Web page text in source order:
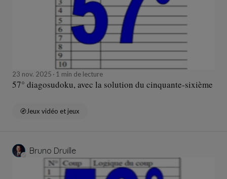
23 nov. 2025 1 min de lecture
57° diagosudoku, avec la solution du cinquante-sixième
Jeux vidéo et jeux
Bruno Druille